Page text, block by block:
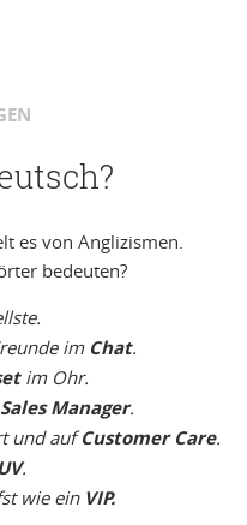
es von Anglizismen.
bedeuten?
im Chat.
im Ohr.
Sales Manager.
und aufCustomer Care.
.
wie ein VIP.